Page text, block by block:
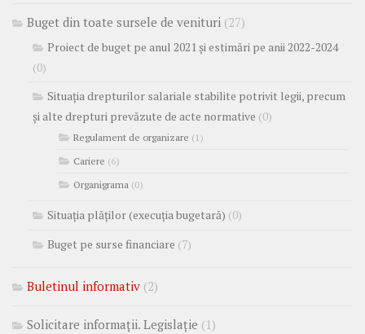
Buget din toate sursele de venituri (27)
Proiect de buget pe anul 2021 și estimări pe anii 2022-2024
(0)
Situația drepturilor salariale stabilite potrivit legii, precum
și alte drepturi prevăzute de acte normative (0)
Regulament de organizare (1)
Cariere (6)
Organigrama (0)
Situația plăților (execuția bugetară) (0)
Buget pe surse financiare (7)
Buletinul informativ (2)
Solicitare informații. Legislație (1)